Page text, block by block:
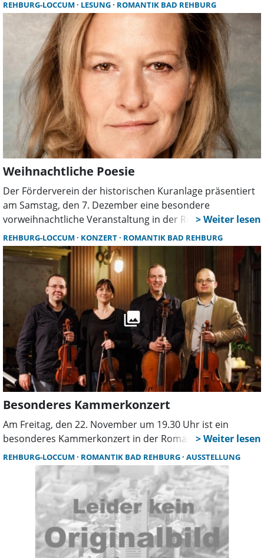
in einer Ausstellung, die noch bis zum 23. März 2025 in
der Romantik Bad Rehburg zu sehen ist,
zusammengefasst.
REHBURG-LOCCUM LESUNG ROMANTIK BAD REHBURG
Weihnachtliche Poesie
Der Förderverein der historischen Kuranlage präsentiert
am Samstag, den 7. Dezember eine besondere
vorweihnachtliche Veranstaltung in der Romantik Bad
Rehburg: Die zauberhafte Schauspielerin Suzanne von
Borsody ist zu Gast.
REHBURG-LOCCUM KONZERT ROMANTIK BAD REHBURG
Besonderes Kammerkonzert
Am Freitag, den 22. November um 19.30 Uhr ist ein
besonderes Kammerkonzert in der Romantik zu erleben.
REHBURG-LOCCUM ROMANTIK BAD REHBURG AUSSTELLUNG